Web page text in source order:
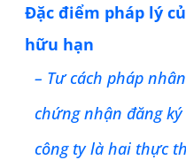
Đặc điểm pháp lý
hữu hạn
– Tư cách pháp
chứng nhận đăng
công ty là hai thực